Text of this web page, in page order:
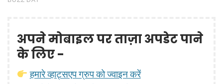
अपने मोबाइल पर ताज़ा अपडेट पाने
के लिए -
हमारे व्हाट्सएप ग्रुप को ज्वाइन करें